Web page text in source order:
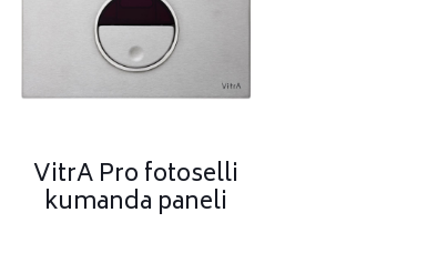
VitrA Pro fotoselli
kumanda paneli